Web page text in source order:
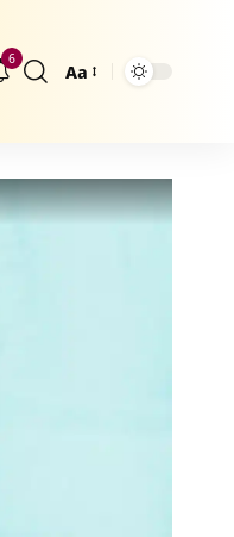
6
Größenänderung
Aa